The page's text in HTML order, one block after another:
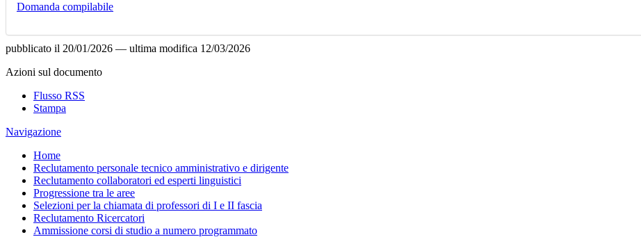
Domanda compilabile
pubblicato il 20/01/2026 — ultima modifica 12/03/2026
Azioni sul documento
Flusso RSS
Stampa
Navigazione
Home
Reclutamento personale tecnico amministrativo e dirigente
Reclutamento collaboratori ed esperti linguistici
Progressione tra le aree
Selezioni per la chiamata di professori di I e II fascia
Reclutamento Ricercatori
Ammissione corsi di studio a numero programmato